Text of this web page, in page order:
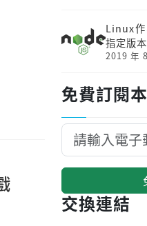
Linux
指定版
2019 年
免費訂閱
交換連結